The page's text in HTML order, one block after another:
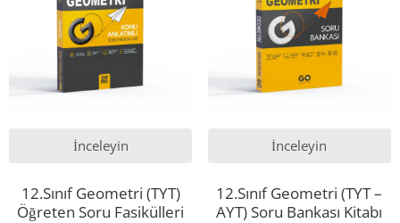
İnceleyin
12.Sınıf Geometri (TYT)
Öğreten Soru Fasikülleri
İnceleyin
12.Sınıf Geometri (TYT –
AYT) Soru Bankası Kitabı